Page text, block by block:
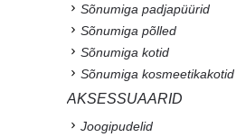
Sõnumiga padjapüürid
Sõnumiga põlled
Sõnumiga kotid
Sõnumiga kosmeetikakotid
AKSESSUAARID
Joogipudelid